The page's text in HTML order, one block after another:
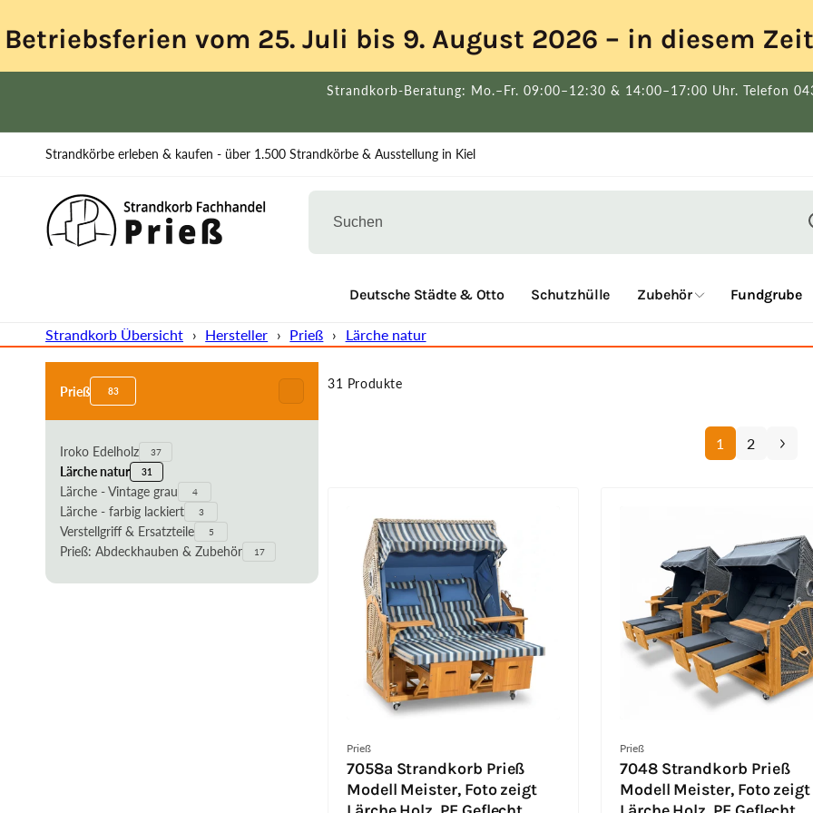
Inhalt
Betriebsferien vom 25. Juli bis 9. August 2026 – in diesem
Strandkorb-Beratung: Mo.–Fr. 09:00–12:30 & 14:00–17:00 Uhr. Telefon
Strandkörbe erleben & kaufen - über 1.500 Strandkörbe & Ausstellung in Kiel
Deutsche Städte & Otto Schutzhülle Zubehör Fundgrube
Strandkorb Übersicht › Hersteller › Prieß › Lärche natur
springenPrieß 83
Iroko Edelholz 37
Lärche natur 31
Lärche - Vintage grau 4
Lärche - farbig lackiert 3
Verstellgriff & Ersatzteile 5
Prieß: Abdeckhauben & Zubehör 17
31 Produkte
1 2
Anbieter:
Prieß
7058a Strandkorb Prieß
Modell Meister, Foto zeigt
Anbieter:
Prieß
7048 Strandkorb Prieß
Modell Meister, Foto zeigt